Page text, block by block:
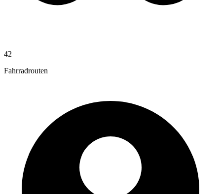
42
Fahrradrouten